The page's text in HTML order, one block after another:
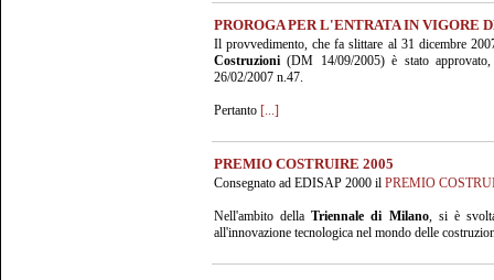
PROROGA PER L'ENTRATA IN VIGORE
Il provvedimento, che fa slittare al 31 dicembre
Costruzioni (DM 14/09/2005) è stato
26/02/2007 n.47.
Pertanto [...]
PREMIO COSTRUIRE 2005
Consegnato ad EDISAP 2000 il PREMIO
Nell'ambito dellaTriennale di Milano, si è
all'innovazione tecnologica nel mondo delle